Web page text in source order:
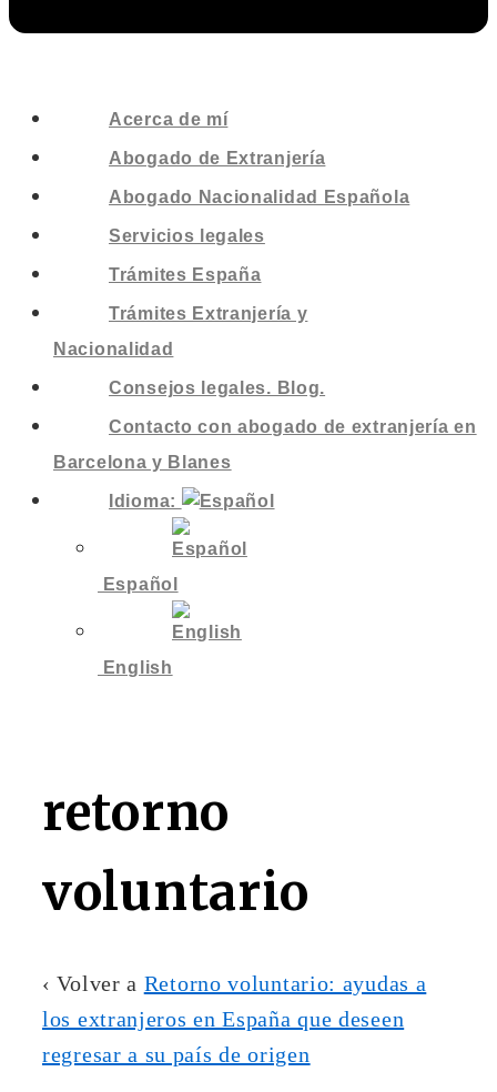
Acerca de mí
Abogado de Extranjería
Abogado Nacionalidad Española
Servicios legales
Trámites España
Trámites Extranjería y
Nacionalidad
Consejos legales. Blog.
Contacto con abogado de extranjería en
Barcelona y Blanes
Idioma:
Español
English
retorno
voluntario
‹ Volver a Retorno voluntario: ayudas a
los extranjeros en España que deseen
regresar a su país de origen